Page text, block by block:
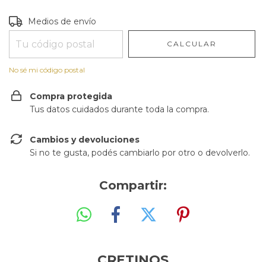
Entregas para el CP:
Medios de envío
CALCULAR
No sé mi código postal
Compra protegida
Tus datos cuidados durante toda la compra.
Cambios y devoluciones
Si no te gusta, podés cambiarlo por otro o devolverlo.
Compartir: